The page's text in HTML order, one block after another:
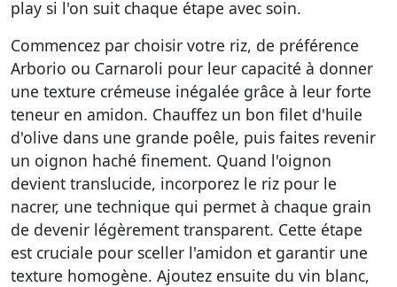
play si l'on suit chaque étape avec soin.
Commencez par choisir votre riz, de préférence
Arborio ou Carnaroli pour leur capacité à donner
une texture crémeuse inégalée grâce à leur forte
teneur en amidon. Chauffez un bon filet d'huile
d'olive dans une grande poêle, puis faites revenir
un oignon haché finement. Quand l'oignon
devient translucide, incorporez le riz pour le
nacrer, une technique qui permet à chaque grain
de devenir légèrement transparent. Cette étape
est cruciale pour sceller l'amidon et garantir une
texture homogène. Ajoutez ensuite du vin blanc,